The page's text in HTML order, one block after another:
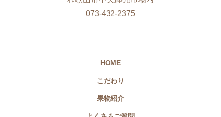
073-432-2375
HOME
こだわり
果物紹介